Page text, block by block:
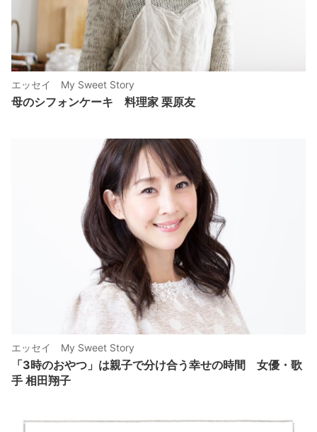
エッセイ My Sweet Story
母のシフォンケーキ 料理家 栗原友
エッセイ My Sweet Story
「3時のおやつ」は親子で分け合う幸せの時間 女優・歌
手 相田翔子